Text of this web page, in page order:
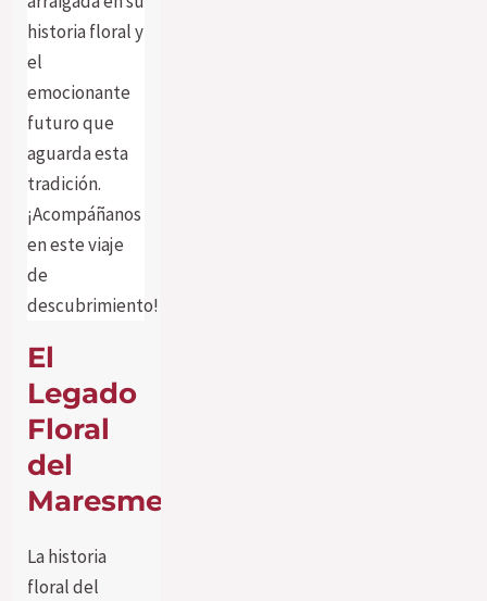
historia floral y
el
emocionante
futuro que
aguarda esta
tradición.
¡Acompáñanos
en este viaje
de
descubrimiento!
El
Legado
Floral
del
Maresme
La historia
floral del